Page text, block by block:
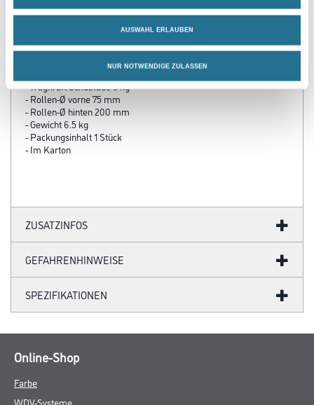
AUSWAHL ERLAUBEN
NUR NOTWENDIGE ZULASSEN
PRODUKTEIGENSCHAFTEN
Produkteigenschaft
- Abmessung (L x B x H) 440 x 600 x 1100 mm
- Tragkraft Gesamt 100 kg
- Tragkraft Schublade 5 kg
- Rollen-Ø vorne 75 mm
- Rollen-Ø hinten 200 mm
- Gewicht 6.5 kg
- Packungsinhalt 1 Stück
- Im Karton
ZUSATZINFOS
GEFAHRENHINWEISE
SPEZIFIKATIONEN
Online-Shop
Farbe
WDV-Systeme